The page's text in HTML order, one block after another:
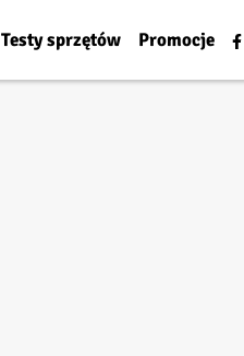
Testy sprzętów Promocje